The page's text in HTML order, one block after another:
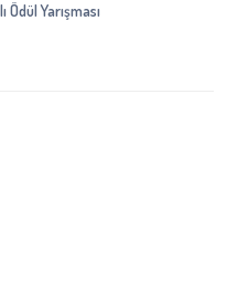
Ödül Yarışması